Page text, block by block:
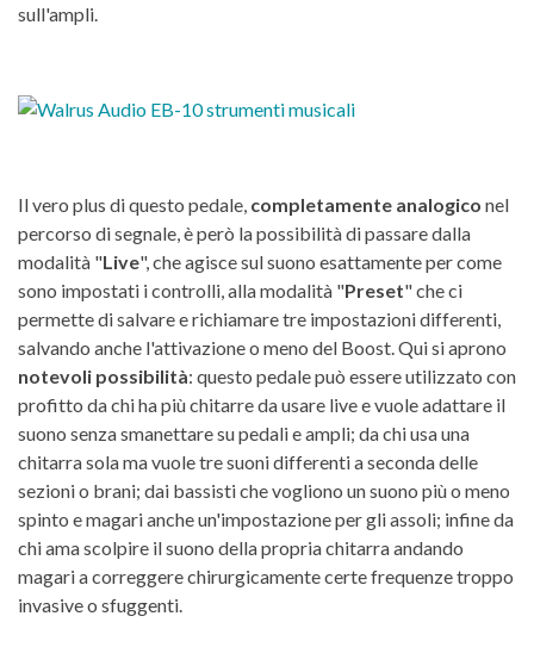
sull'ampli.
Il vero plus di questo pedale, completamente analogico nel
percorso di segnale, è però la possibilità di passare dalla
modalità "Live", che agisce sul suono esattamente per come
sono impostati i controlli, alla modalità "Preset" che ci
permette di salvare e richiamare tre impostazioni differenti,
salvando anche l'attivazione o meno del Boost. Qui si aprono
notevoli possibilità: questo pedale può essere utilizzato con
profitto da chi ha più chitarre da usare live e vuole adattare il
suono senza smanettare su pedali e ampli; da chi usa una
chitarra sola ma vuole tre suoni differenti a seconda delle
sezioni o brani; dai bassisti che vogliono un suono più o meno
spinto e magari anche un'impostazione per gli assoli; infine da
chi ama scolpire il suono della propria chitarra andando
magari a correggere chirurgicamente certe frequenze troppo
invasive o sfuggenti.